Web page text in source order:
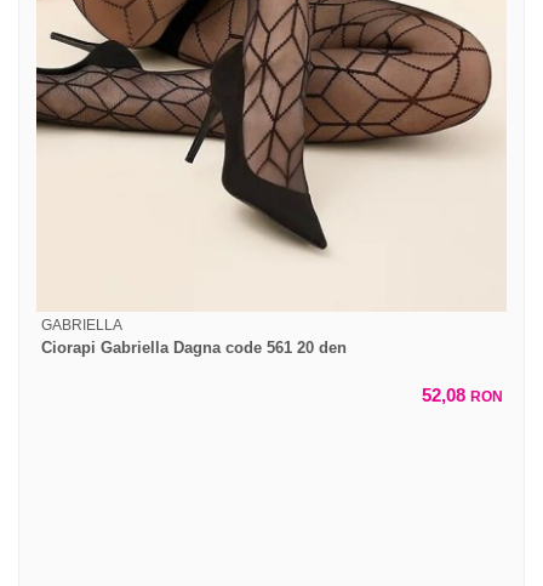
GABRIELLA
Ciorapi Gabriella Dagna code 561 20 den
52,08 RON